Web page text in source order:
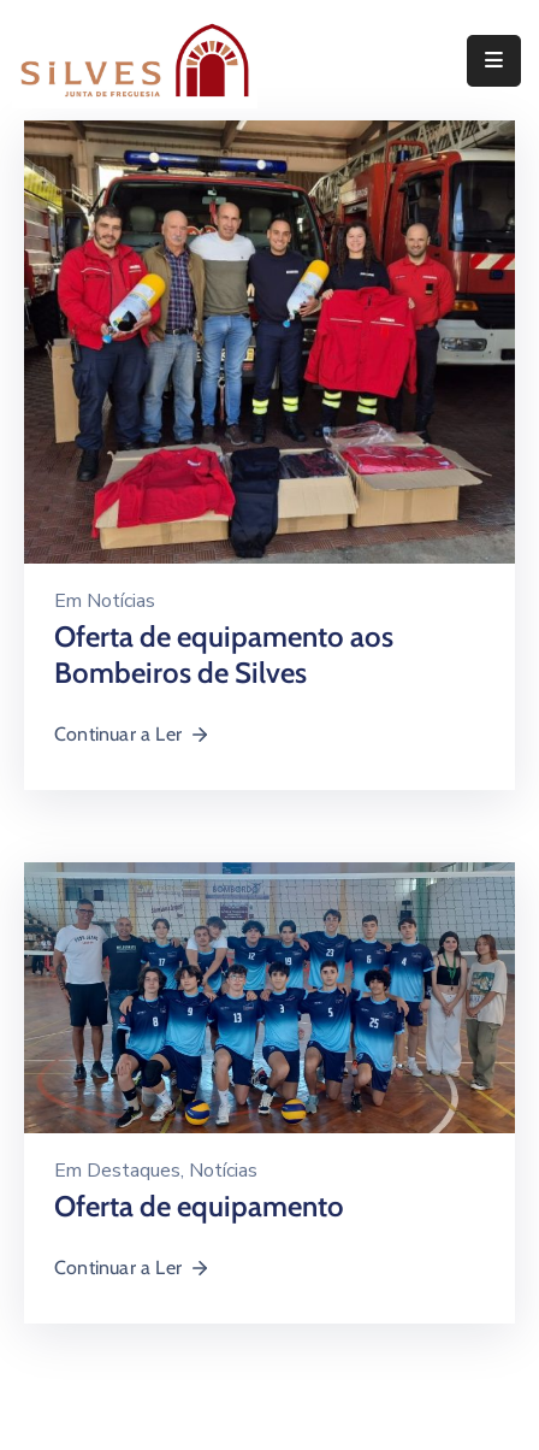
Junta
de
Freguesia
Assembleia
de
Freguesia
Projetos
Em Notícias
Oferta de equipamento aos
Bombeiros de Silves
Continuar a Ler
Em Destaques‚ Notícias
Oferta de equipamento
Continuar a Ler